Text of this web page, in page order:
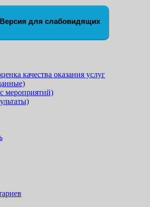
Версия для слабовидящих
качества оказания услуг
мероприятий)